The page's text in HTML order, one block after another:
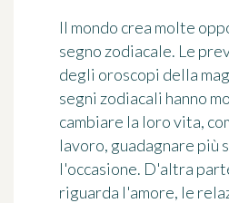
Il mondo crea molte
segno zodiacale. Le
degli oroscopi della
segni zodiacali hanno
cambiare la loro vita,
lavoro, guadagnare più
l'occasione. D'altra
riguarda l'amore, le